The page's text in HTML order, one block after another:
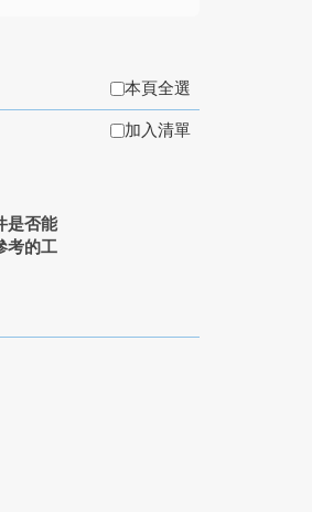
本頁全選
是否能
考的工
加入清單